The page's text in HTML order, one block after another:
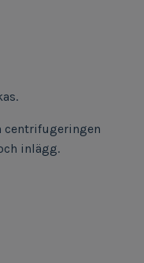
centrifugeringen
inlägg.